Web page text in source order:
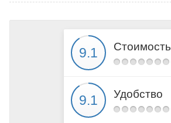
Стоимость
Удобство